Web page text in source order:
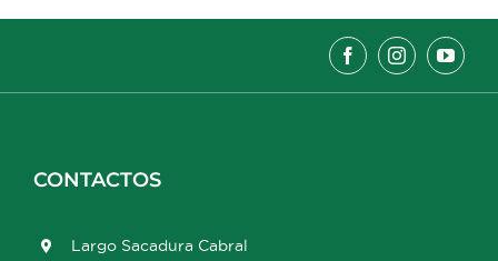
CONTACTOS
Largo Sacadura Cabral